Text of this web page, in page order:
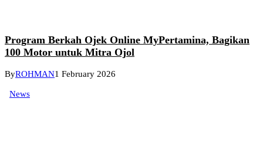
Program Berkah Ojek Online MyPertamina, Bagikan
100 Motor untuk Mitra Ojol
ByROHMAN1 February 2026
News